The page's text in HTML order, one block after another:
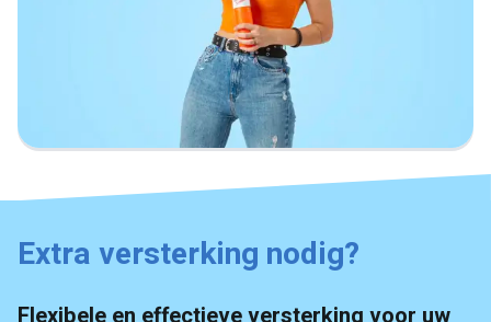
Extra versterking nodig?